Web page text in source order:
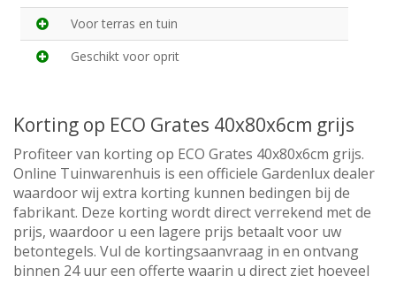
Voor terras en tuin
Geschikt voor oprit
Korting op ECO Grates 40x80x6cm grijs
Profiteer van korting op ECO Grates 40x80x6cm grijs.
Online Tuinwarenhuis is een officiele Gardenlux dealer
waardoor wij extra korting kunnen bedingen bij de
fabrikant. Deze korting wordt direct verrekend met de
prijs, waardoor u een lagere prijs betaalt voor uw
betontegels. Vul de kortingsaanvraag in en ontvang
binnen 24 uur een offerte waarin u direct ziet hoeveel